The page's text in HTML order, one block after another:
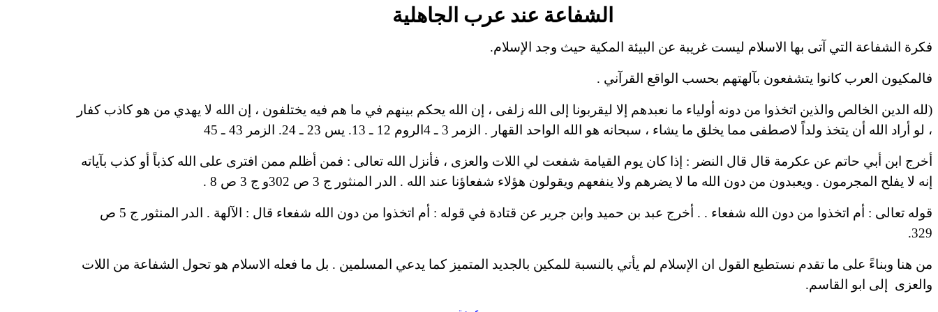
الشفاعة عند عرب الجاهلية
فكرة الشفاعة التي آتى بها الاسلام ليست غريبة عن البيئة المكية حيث وجد الإسلام.
فالمكيون العرب كانوا يتشفعون بآلهتهم بحسب الواقع القرآني .
(لله الدين الخالص والذين اتخذوا من دونه أولياء ما نعبدهم إلا ليقربونا إلى الله زلفى ، إن الله يحكم بينهم في ما هم فيه يختلفون ، إن الله لا يهدي من هو كاذب كفار
، لو أراد الله أن يتخذ ولداً لاصطفى مما يخلق ما يشاء ، سبحانه هو الله الواحد القهار . الزمر 3 ـ 4الروم 12 ـ 13. يس 23 ـ 24. الزمر 43 ـ 45
أخرج ابن أبي حاتم عن عكرمة قال قال النضر : إذا كان يوم القيامة شفعت لي اللات والعزى ، فأنزل الله تعالى : فمن أظلم ممن افترى على الله كذباً أو كذب بآياته
إنه لا يفلح المجرمون . ويعبدون من دون الله ما لا يضرهم ولا ينفعهم ويقولون هؤلاء شفعاؤنا عند الله . الدر المنثور ج 3 ص 302و ج 3 ص 8 .
قوله تعالى : أم اتخذوا من دون الله شفعاء . . أخرج عبد بن حميد وابن جرير عن قتادة في قوله : أم اتخذوا من دون الله شفعاء قال : الآلهة . الدر المنثور ج 5 ص
329.
من هنا وبناءً على ما تقدم نستطيع القول ان الإسلام لم يأتي بالنسبة للمكين بالجديد المتميز كما يدعي المسلمين . بل ما فعله الاسلام هو تحول الشفاعة من اللات
والعزى
إلى ابو القاسم.